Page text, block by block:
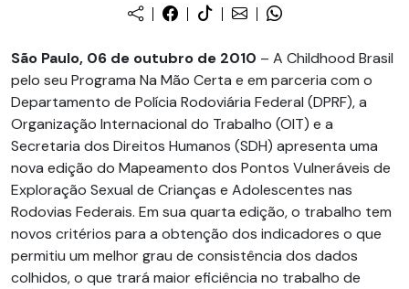
São Paulo, 06 de outubro de 2010 – A Childhood Brasil
pelo seu Programa Na Mão Certa e em parceria com o
Departamento de Polícia Rodoviária Federal (DPRF), a
Organização Internacional do Trabalho (OIT) e a
Secretaria dos Direitos Humanos (SDH) apresenta uma
nova edição do Mapeamento dos Pontos Vulneráveis de
Exploração Sexual de Crianças e Adolescentes nas
Rodovias Federais. Em sua quarta edição, o trabalho tem
novos critérios para a obtenção dos indicadores o que
permitiu um melhor grau de consistência dos dados
colhidos, o que trará maior eficiência no trabalho de